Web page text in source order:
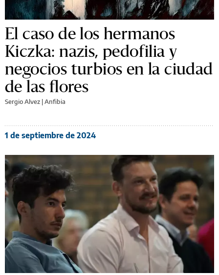
El caso de los hermanos
Kiczka: nazis, pedofilia y
negocios turbios en la ciudad
de las flores
Sergio Alvez | Anfibia
1 de septiembre de 2024